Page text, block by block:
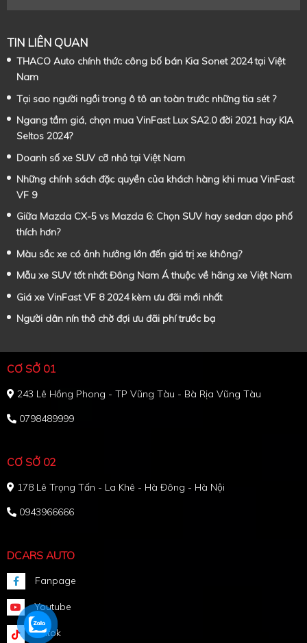
TIN LIÊN QUAN
THACO Auto chính thức công bố bán Kia Sonet 2024 tại Việt
Nam
Tại sao người ngồi trong ô tô an toàn trước những tia sét ?
Ngang tầm giá, chọn mua VinFast Lux SA2.0 đời 2021 hay KIA
Seltos 2024?
Doanh số xe SUV cỡ nhỏ tại Việt Nam
Những chính sách đặc quyền của khách hàng khi mua VinFast
VF 9
Giữa Mazda CX-5 vs Mazda 6: Chọn SUV hay sedan dạo phố
thích hơn?
Màu sắc xe có ảnh hưởng lớn đến giá trị xe không?
Mẫu xe SUV tốt nhất Đông Nam Á thuộc về hãng xe Việt Nam
Giá xe VinFast VF 8 2024 kèm ưu đãi mới nhất
Người dân nín thở chờ đợi ưu đãi phí trước bạ
CƠ SỞ 01
243 Lê Hồng Phong - TP Vũng Tàu - Bà Rịa Vũng Tàu
0798489999
CƠ SỞ 02
178 Lê Trọng Tấn - La Khê - Hà Đông - Hà Nội
0943966666
DCARS AUTO
Fanpage
Youtube
Tiktok